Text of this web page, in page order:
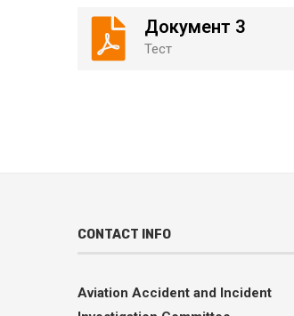
Документ 3
Тест
CONTACT INFO
Aviation Accident and Incident